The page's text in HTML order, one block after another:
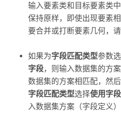
输入要素类和目标要素类
保持原样，即使出现要素
要合并或打断要素几何，
如果为字段匹配类型参数
字段，则输入数据集的方
数据集的方案相匹配，然
字段匹配类型选择使用字
入数据集方案（字段定义